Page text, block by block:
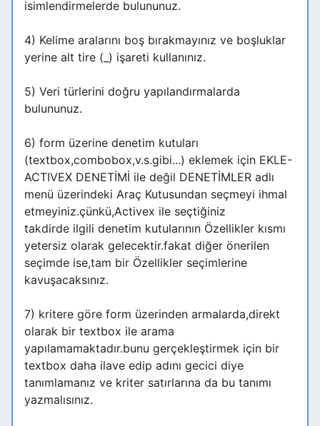
isimlendirmelerde bulununuz.
4) Kelime aralarını boş bırakmayınız ve boşluklar
yerine alt tire (_) işareti kullanınız.
5) Veri türlerini doğru yapılandırmalarda
bulununuz.
6) form üzerine denetim kutuları
(textbox,combobox,v.s.gibi...) eklemek için EKLE-
ACTIVEX DENETİMİ ile değil DENETİMLER adlı
menü üzerindeki Araç Kutusundan seçmeyi ihmal
etmeyiniz.çünkü,Activex ile seçtiğiniz
takdirde ilgili denetim kutularının Özellikler kısmı
yetersiz olarak gelecektir.fakat diğer önerilen
seçimde ise,tam bir Özellikler seçimlerine
kavuşacaksınız.
7) kritere göre form üzerinden armalarda,direkt
olarak bir textbox ile arama
yapılamamaktadır.bunu gerçekleştirmek için bir
textbox daha ilave edip adını gecici diye
tanımlamanız ve kriter satırlarına da bu tanımı
yazmalısınız.